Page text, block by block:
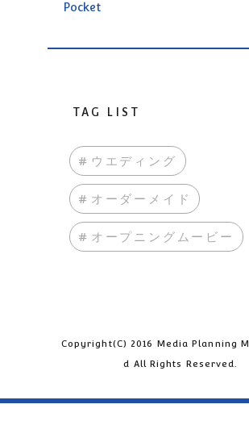
Pocket
TAG LIST
#ウエディング
#オーダーメイド
#オープニングムービー
Copyright(C) 2016 Media Planning
d All Rights Reserved.